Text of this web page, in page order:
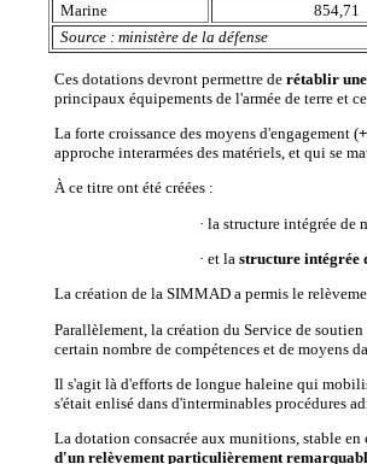
Marine
854,71
Source : ministère de la défense
Ces dotations devront permettre de rétablir
principaux équipements de l'armée de terre et
La forte croissance des moyens d'engagement (
approche interarmées des matériels, et qui se
À ce titre ont été créées :
· la structure intégrée
· et la structure intégrée
La création de la SIMMAD a permis le
Parallèlement, la création du Service de
certain nombre de compétences et de moyens
Il s'agit là d'efforts de longue haleine qui
s'était enlisé dans d'interminables procédures
La dotation consacrée aux munitions, stable en
d'un relèvement particulièrement